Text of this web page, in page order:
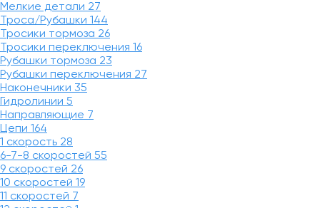
Мелкие детали 27
Троса/Рубашки 144
Тросики тормоза 26
Тросики переключения 16
Рубашки тормоза 23
Рубашки переключения 27
Наконечники 35
Гидролинии 5
Направляющие 7
Цепи 164
1 скорость 28
6-7-8 скоростей 55
9 скоростей 26
10 скоростей 19
11 скоростей 7